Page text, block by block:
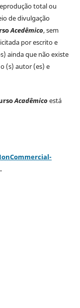
total ou
de divulgação
Acedêmico, sem
por escrito e
ainda que não existe
(s) autor (es) e
Acadêmico está